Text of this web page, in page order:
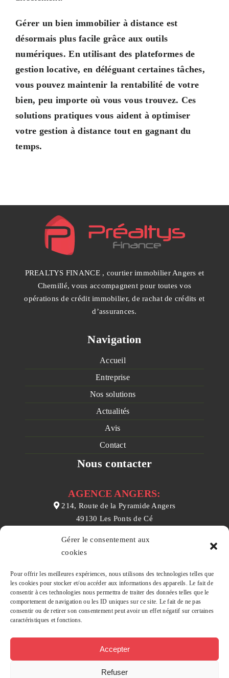
Gérer le consentement aux
cookies
Pour offrir les meilleures expériences, nous utilisons des technologies telles que
les cookies pour stocker et/ou accéder aux informations des appareils. Le fait de
consentir à ces technologies nous permettra de traiter des données telles que le
comportement de navigation ou les ID uniques sur ce site. Le fait de ne pas
consentir ou de retirer son consentement peut avoir un effet négatif sur certaines
caractéristiques et fonctions.
Accepter
Refuser
Gérer un bien immobilier à distance est
désormais plus facile grâce aux outils
numériques. En utilisant des plateformes de
gestion locative, en déléguant certaines tâches,
vous pouvez maintenir la rentabilité de votre
bien, peu importe où vous vous trouvez. Ces
solutions pratiques vous aident à optimiser
votre gestion à distance tout en gagnant du
temps.
PREALTYS FINANCE , courtier immobilier Angers et
Chemillé, vous accompagnent pour toutes vos
opérations de crédit immobilier, de rachat de crédits et
d’assurances.
Navigation
Accueil
Entreprise
Nos solutions
Actualités
Avis
Contact
Nous contacter
AGENCE ANGERS:
214, Route de la Pyramide Angers
49130 Les Ponts de Cé
contact@prealtys.fr
AGENCE CHEMILLÉ :
157 rue Nationale
49120 Chemillé en Anjou
02 41 55 54 12